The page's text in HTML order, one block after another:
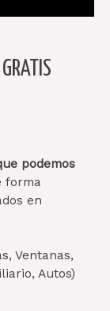
podemos
forma
en
Ventanas,
Autos)